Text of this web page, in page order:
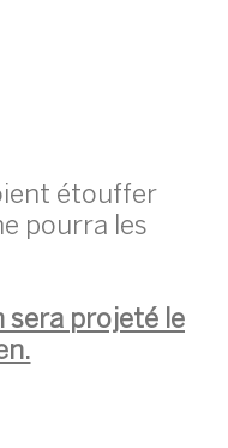
étouffer
pourra les
sera projeté le